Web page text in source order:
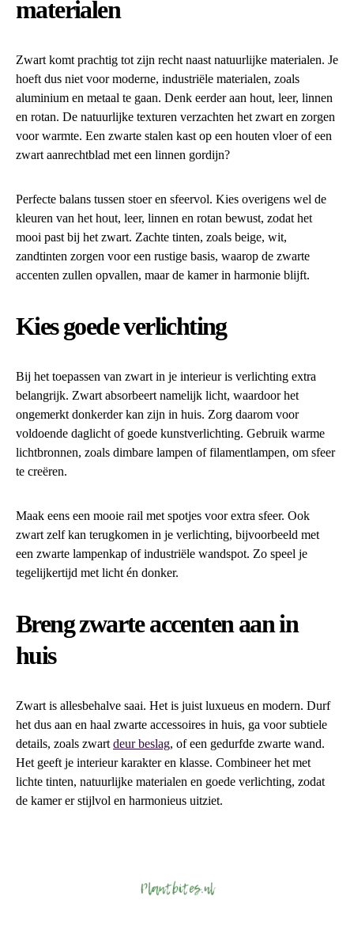
materialen
Zwart komt prachtig tot zijn recht naast natuurlijke materialen. Je
hoeft dus niet voor moderne, industriële materialen, zoals
aluminium en metaal te gaan. Denk eerder aan hout, leer, linnen
en rotan. De natuurlijke texturen verzachten het zwart en zorgen
voor warmte. Een zwarte stalen kast op een houten vloer of een
zwart aanrechtblad met een linnen gordijn?
Perfecte balans tussen stoer en sfeervol. Kies overigens wel de
kleuren van het hout, leer, linnen en rotan bewust, zodat het
mooi past bij het zwart. Zachte tinten, zoals beige, wit,
zandtinten zorgen voor een rustige basis, waarop de zwarte
accenten zullen opvallen, maar de kamer in harmonie blijft.
Kies goede verlichting
Bij het toepassen van zwart in je interieur is verlichting extra
belangrijk. Zwart absorbeert namelijk licht, waardoor het
ongemerkt donkerder kan zijn in huis. Zorg daarom voor
voldoende daglicht of goede kunstverlichting. Gebruik warme
lichtbronnen, zoals dimbare lampen of filamentlampen, om sfeer
te creëren.
Maak eens een mooie rail met spotjes voor extra sfeer. Ook
zwart zelf kan terugkomen in je verlichting, bijvoorbeeld met
een zwarte lampenkap of industriële wandspot. Zo speel je
tegelijkertijd met licht én donker.
Breng zwarte accenten aan in
huis
Zwart is allesbehalve saai. Het is juist luxueus en modern. Durf
het dus aan en haal zwarte accessoires in huis, ga voor subtiele
details, zoals zwart deur beslag, of een gedurfde zwarte wand.
Het geeft je interieur karakter en klasse. Combineer het met
lichte tinten, natuurlijke materialen en goede verlichting, zodat
de kamer er stijlvol en harmonieus uitziet.